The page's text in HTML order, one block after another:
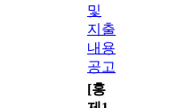
및
지출
내용
공고
[홍